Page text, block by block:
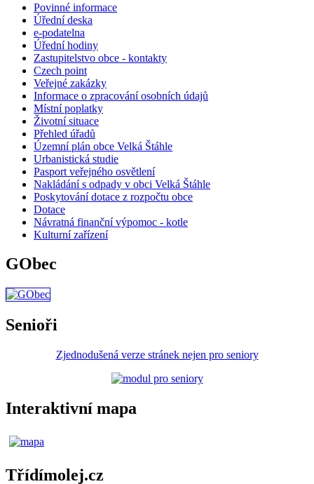
Povinné informace
Úřední deska
e-podatelna
Úřední hodiny
Zastupitelstvo obce - kontakty
Czech point
Veřejné zakázky
Informace o zpracování osobních údajů
Místní poplatky
Životní situace
Přehled úřadů
Územní plán obce Velká Štáhle
Urbanistická studie
Pasport veřejného osvětlení
Nakládání s odpady v obci Velká Štáhle
Poskytování dotace z rozpočtu obce
Dotace
Návratná finanční výpomoc - kotle
Kulturní zařízení
GObec
Senioři
Zjednodušená verze stránek nejen pro seniory
Interaktivní mapa
Třídímolej.cz